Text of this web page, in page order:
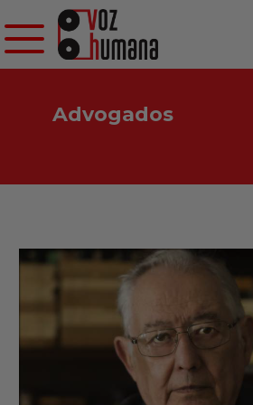
Advogados